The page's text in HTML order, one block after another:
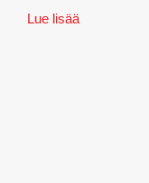
Lue lisää